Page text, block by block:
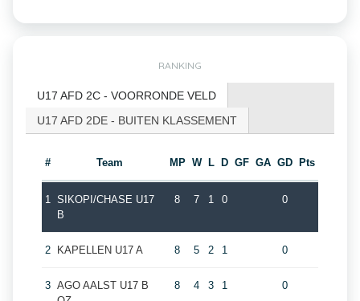
RANKING
U17 AFD 2C - VOORRONDE VELD
U17 AFD 2DE - BUITEN KLASSEMENT
# Team MP W L D GF GA GD Pts
1 SIKOPI/CHASE U17
B
8 7 1 0 0
2 KAPELLEN U17 A 8 5 2 1 0
3 AGO AALST U17 B
8 4 3 1 0